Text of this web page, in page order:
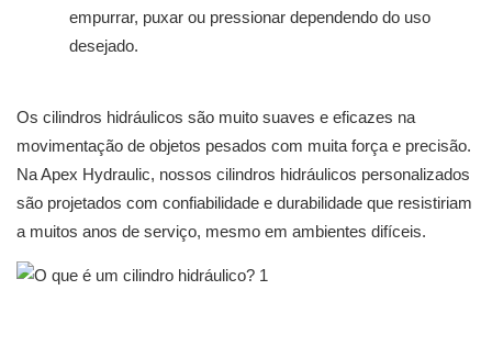
empurrar, puxar ou pressionar dependendo do uso
desejado.
Os cilindros hidráulicos são muito suaves e eficazes na
movimentação de objetos pesados ​​com muita força e precisão.
Na Apex Hydraulic, nossos cilindros hidráulicos personalizados
são projetados com confiabilidade e durabilidade que resistiriam
a muitos anos de serviço, mesmo em ambientes difíceis.